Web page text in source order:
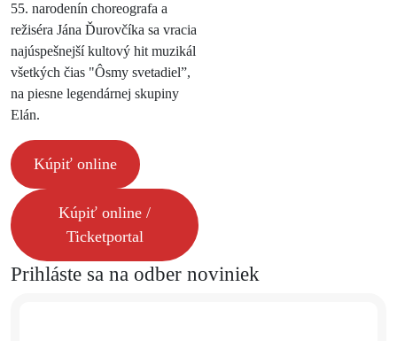
55. narodenín choreografa a
režiséra Jána Ďurovčíka sa vracia
najúspešnejší kultový hit muzikál
všetkých čias "Ôsmy svetadiel”,
na piesne legendárnej skupiny
Elán.
Kúpiť online
Kúpiť online /
Ticketportal
Prihláste sa na odber noviniek